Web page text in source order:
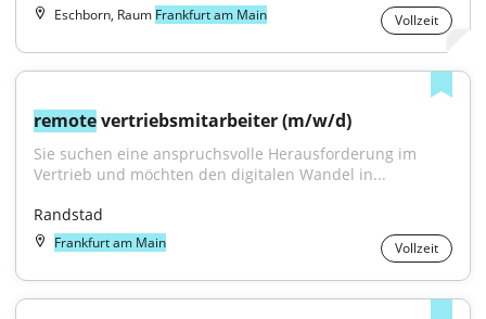
Eschborn, Raum Frankfurt am Main Vollzeit
remote vertriebsmitarbeiter (m/w/d)
Sie suchen eine anspruchsvolle Herausforderung im
Vertrieb und möchten den digitalen Wandel in...
Randstad
Frankfurt am Main Vollzeit